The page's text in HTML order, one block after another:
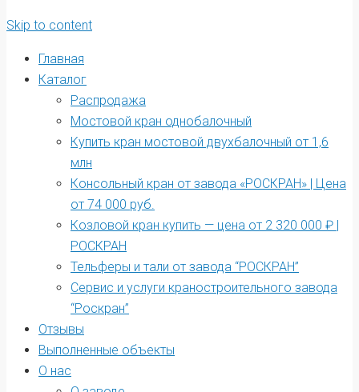
Skip to content
Главная
Каталог
Распродажа
Мостовой кран однобалочный
Купить кран мостовой двухбалочный от 1,6
млн
Консольный кран от завода «РОСКРАН» | Цена
от 74 000 руб.
Козловой кран купить — цена от 2 320 000 ₽ |
РОСКРАН
Тельферы и тали от завода “РОСКРАН”
Сервис и услуги краностроительного завода
“Роскран”
Отзывы
Выполненные объекты
О нас